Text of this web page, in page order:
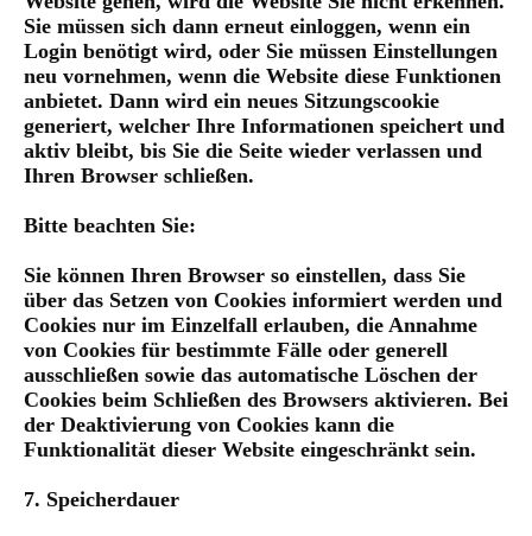
Sie müssen sich dann erneut einloggen, wenn ein
Login benötigt wird, oder Sie müssen Einstellungen
neu vornehmen, wenn die Website diese Funktionen
anbietet. Dann wird ein neues Sitzungscookie
generiert, welcher Ihre Informationen speichert und
aktiv bleibt, bis Sie die Seite wieder verlassen und
Ihren Browser schließen.
Bitte beachten Sie:
Sie können Ihren Browser so einstellen, dass Sie
über das Setzen von Cookies informiert werden und
Cookies nur im Einzelfall erlauben, die Annahme
von Cookies für bestimmte Fälle oder generell
ausschließen sowie das automatische Löschen der
Cookies beim Schließen des Browsers aktivieren. Bei
der Deaktivierung von Cookies kann die
Funktionalität dieser Website eingeschränkt sein.
7. Speicherdauer